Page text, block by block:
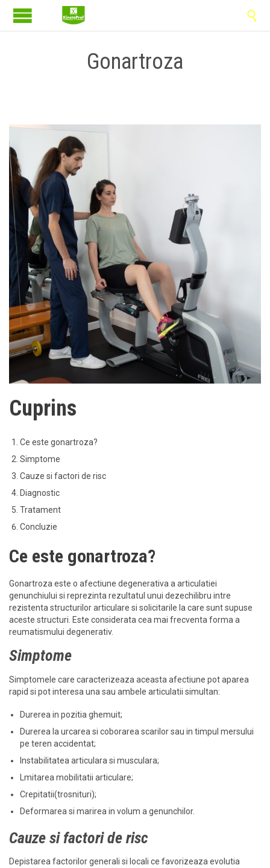

Gonartroza
Cuprins
Ce este gonartroza?
Simptome
Cauze si factori de risc
Diagnostic
Tratament
Concluzie
Ce este gonartroza?
Gonartroza este o afectiune degenerativa a articulatiei
genunchiului si reprezinta rezultatul unui dezechilibru intre
rezistenta structurilor articulare si solicitarile la care sunt supuse
aceste structuri. Este considerata cea mai frecventa forma a
reumatismului degenerativ.
Simptome
Simptomele care caracterizeaza aceasta afectiune pot aparea
rapid si pot interesa una sau ambele articulatii simultan:
Durerea in pozitia ghemuit;
Durerea la urcarea si coborarea scarilor sau in timpul mersului
pe teren accidentat;
Instabilitatea articulara si musculara;
Lmitarea mobilitatii articulare;
Crepitatii(trosnituri);
Deformarea si marirea in volum a genunchilor.
Cauze si factori de risc
Depistarea factorilor generali si locali ce favorizeaza evolutia